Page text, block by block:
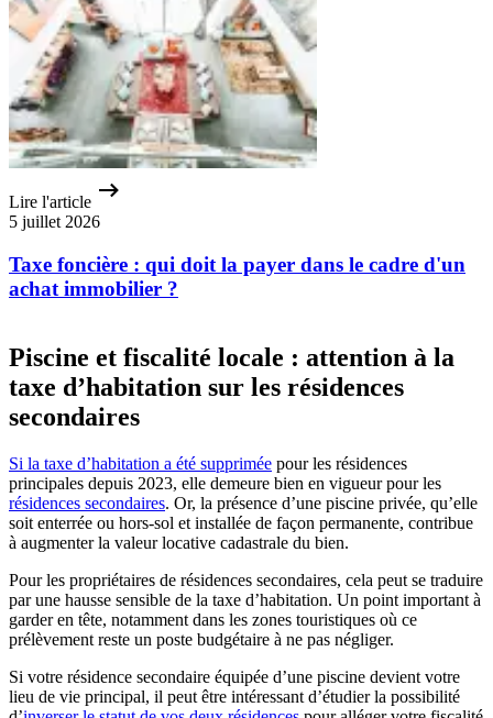
Lire l'article
5 juillet 2026
Taxe foncière : qui doit la payer dans le cadre d'un
achat immobilier ?
Piscine et fiscalité locale : attention à la
taxe d’habitation sur les résidences
secondaires
Si la taxe d’habitation a été supprimée pour les résidences
principales depuis 2023, elle demeure bien en vigueur pour les
résidences secondaires. Or, la présence d’une piscine privée, qu’elle
soit enterrée ou hors-sol et installée de façon permanente, contribue
à augmenter la valeur locative cadastrale du bien.
Pour les propriétaires de résidences secondaires, cela peut se traduire
par une hausse sensible de la taxe d’habitation. Un point important à
garder en tête, notamment dans les zones touristiques où ce
prélèvement reste un poste budgétaire à ne pas négliger.
Si votre résidence secondaire équipée d’une piscine devient votre
lieu de vie principal, il peut être intéressant d’étudier la possibilité